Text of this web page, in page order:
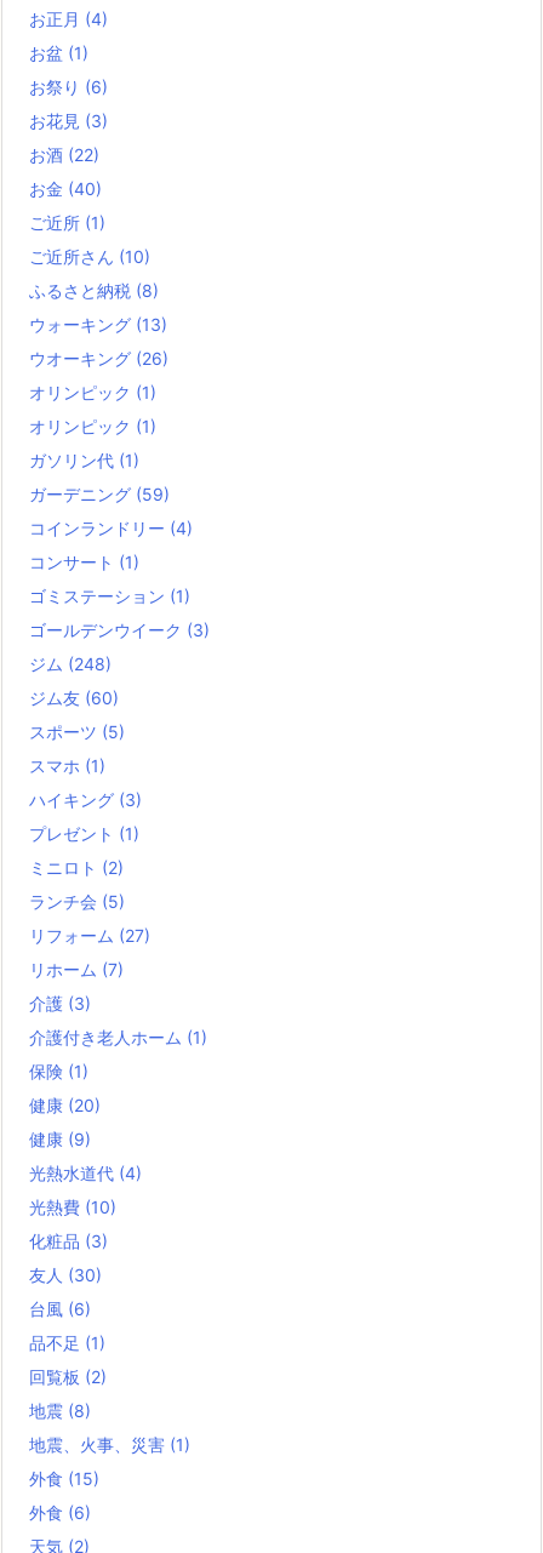
お正月 (4)
お盆 (1)
お祭り (6)
お花見 (3)
お酒 (22)
お金 (40)
ご近所 (1)
ご近所さん (10)
ふるさと納税 (8)
ウォーキング (13)
ウオーキング (26)
オリンピック (1)
オリンピック (1)
ガソリン代 (1)
ガーデニング (59)
コインランドリー (4)
コンサート (1)
ゴミステーション (1)
ゴールデンウイーク (3)
ジム (248)
ジム友 (60)
スポーツ (5)
スマホ (1)
ハイキング (3)
プレゼント (1)
ミニロト (2)
ランチ会 (5)
リフォーム (27)
リホーム (7)
介護 (3)
介護付き老人ホーム (1)
保険 (1)
健康 (20)
健康 (9)
光熱水道代 (4)
光熱費 (10)
化粧品 (3)
友人 (30)
台風 (6)
品不足 (1)
回覧板 (2)
地震 (8)
地震、火事、災害 (1)
外食 (15)
外食 (6)
天気 (2)